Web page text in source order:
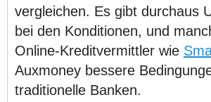
vergleichen. Es gibt durchaus
bei den Konditionen, und
Online-Kreditvermittler wie
Auxmoney bessere
traditionelle Banken.